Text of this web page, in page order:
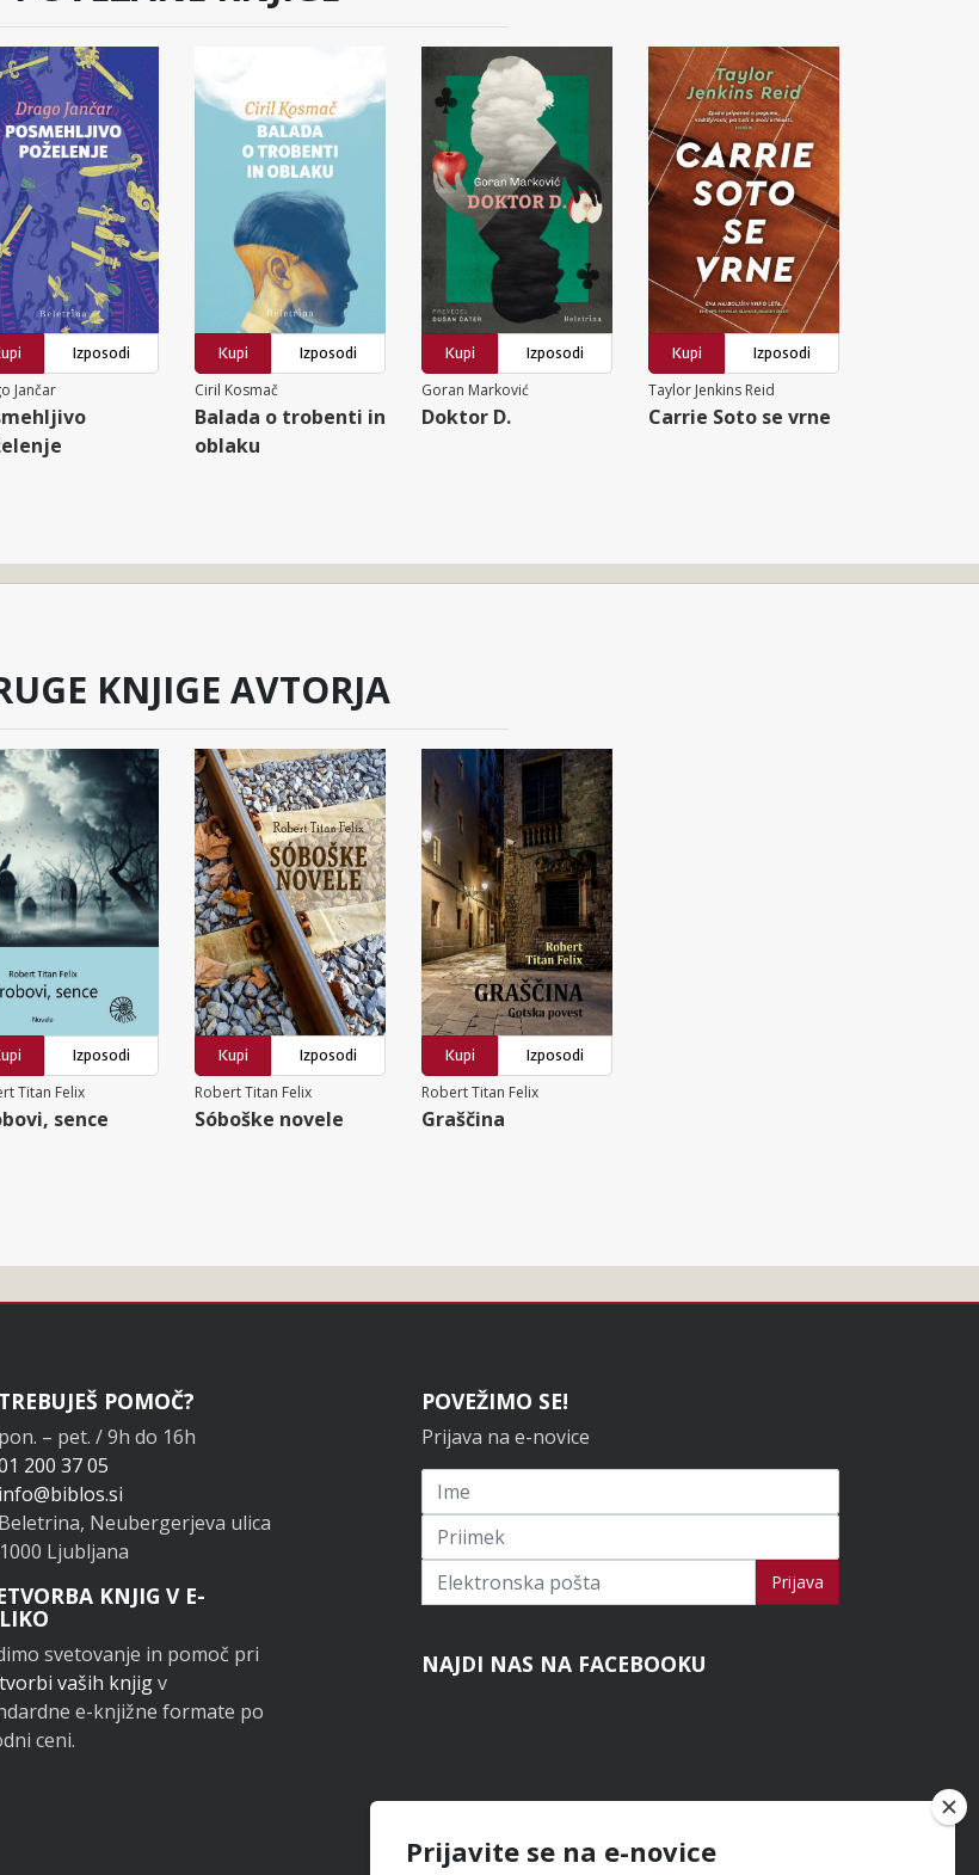
Izposodi
Jančar
Kupi
Izposodi
Ciril Kosmač
Balada o trobenti in
oblaku
Kupi
Izposodi
Goran Marković
Doktor D.
Kupi
Izposodi
Taylor Jenkins Reid
Carrie Soto se vrne
KNJIGE AVTORJA
Izposodi
Titan Felix
sence
Kupi
Izposodi
Robert Titan Felix
Sóboške novele
Kupi
Izposodi
Robert Titan Felix
Graščina
POMOČ?
pon. – pet. / 9h do 16h
200 37 05
info@biblos.si
Beletrina, Neubergerjeva ulica
Ljubljana
KNJIG V E-
svetovanje in pomoč pri
vaših knjigv
e-knjižne formate po
ceni.
POVEŽIMO SE!
Prijava na e-novice
Prijavi se na novice Prijava
NAJDI NAS NA FACEBOOKU
Prijavite se na e-novice